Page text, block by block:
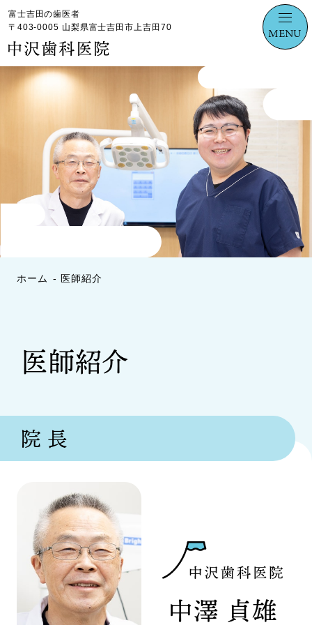
富士吉田の歯医者
〒403-0005 山梨県富士吉田市上吉田70
ホーム 医師紹介
医師紹介
院 長
中澤 貞雄
MENU